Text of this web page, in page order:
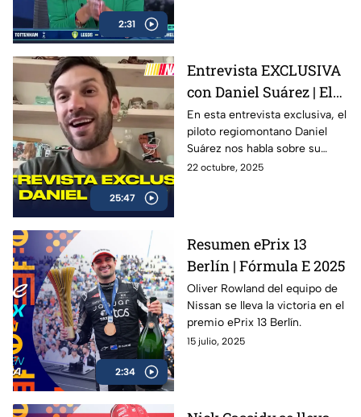
2:31
25:47
Entrevista EXCLUSIVA
con Daniel Suárez | El
Piloto Mexicano que
firma con Spire
Motorsports
En esta entrevista exclusiva, el
piloto regiomontano Daniel
Suárez nos habla sobre su
trayectoria en la NASCAR Cup
máxima categoría del
automovilismo
estadounidense.
22 octubre, 2025
2:34
Resumen ePrix 13
Berlín | Fórmula E 2025
Oliver Rowland del equipo de
Nissan se lleva la victoria en el
premio ePrix 13 Berlín.
15 julio, 2025